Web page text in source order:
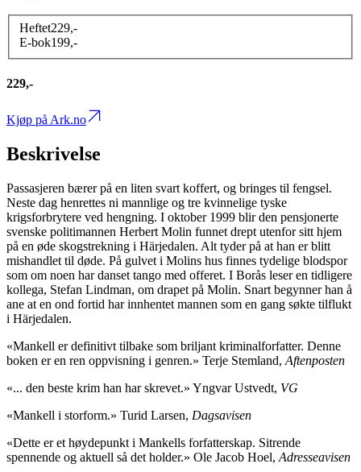
Heftet229,-
E-bok199,-
229,-
Kjøp på Ark.no
Beskrivelse
Passasjeren bærer på en liten svart koffert, og bringes til fengsel.
Neste dag henrettes ni mannlige og tre kvinnelige tyske
krigsforbrytere ved hengning. I oktober 1999 blir den pensjonerte
svenske politimannen Herbert Molin funnet drept utenfor sitt hjem
på en øde skogstrekning i Härjedalen. Alt tyder på at han er blitt
mishandlet til døde. På gulvet i Molins hus finnes tydelige blodspor
som om noen har danset tango med offeret. I Borås leser en tidligere
kollega, Stefan Lindman, om drapet på Molin. Snart begynner han å
ane at en ond fortid har innhentet mannen som en gang søkte tilflukt
i Härjedalen.
«Mankell er definitivt tilbake som briljant kriminalforfatter. Denne
boken er en ren oppvisning i genren.» Terje Stemland, Aftenposten
«... den beste krim han har skrevet.» Yngvar Ustvedt, VG
«Mankell i storform.» Turid Larsen, Dagsavisen
«Dette er et høydepunkt i Mankells forfatterskap. Sitrende
spennende og aktuell så det holder.» Ole Jacob Hoel, Adresseavisen